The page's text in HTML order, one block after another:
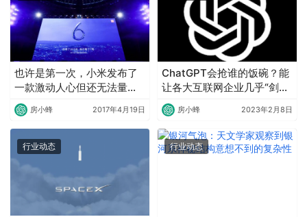
也许是第一次，小米发布了
一款激动人心但还无法量产
的手机
房小蜂 2017年4月19日
ChatGPT会抢谁的饭碗？能
让各大互联网企业几乎“剑拔
弩张”的ChatGPT究竟有何
重大意义？
房小蜂 2023年2月8日
行业动态 行业动态